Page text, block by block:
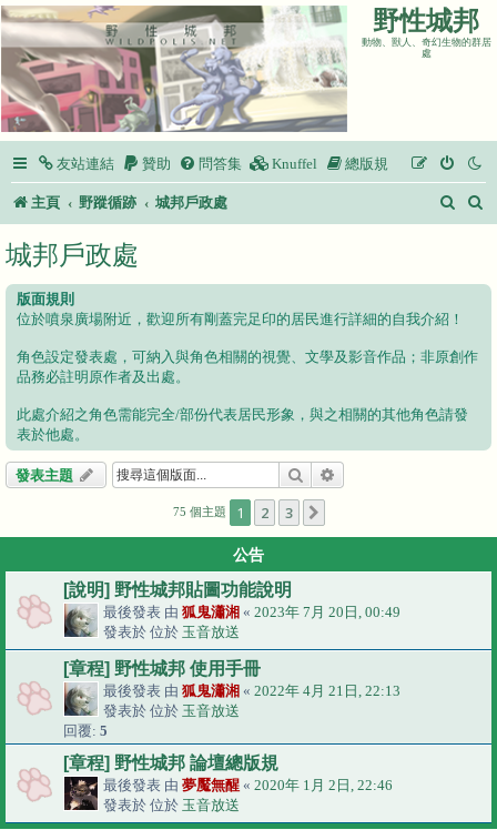
野性城邦
動物、獸人、奇幻生物的群居
處
友站連結 贊助 問答集 Knuffel 總版規
主頁 野蹤循跡 城邦戶政處
搜
城邦戶政處
版面規則
位於噴泉廣場附近，歡迎所有剛蓋完足印的居民進行詳細的自我介紹！
角色設定發表處，可納入與角色相關的視覺、文學及影音作品；非原創作
品務必註明原作者及出處。
此處介紹之角色需能完全/部份代表居民形象，與之相關的其他角色請發
表於他處。
發表主題 搜尋
75 個主題 1 2 3
公告
[說明] 野性城邦貼圖功能說明
最後發表 由 狐鬼瀟湘 « 2023年 7月 20日, 00:49
發表於 位於 玉音放送
[章程] 野性城邦 使用手冊
最後發表 由 狐鬼瀟湘 « 2022年 4月 21日, 22:13
發表於 位於 玉音放送
回覆: 5
[章程] 野性城邦 論壇總版規
最後發表 由 夢魘無醒 « 2020年 1月 2日, 22:46
發表於 位於 玉音放送